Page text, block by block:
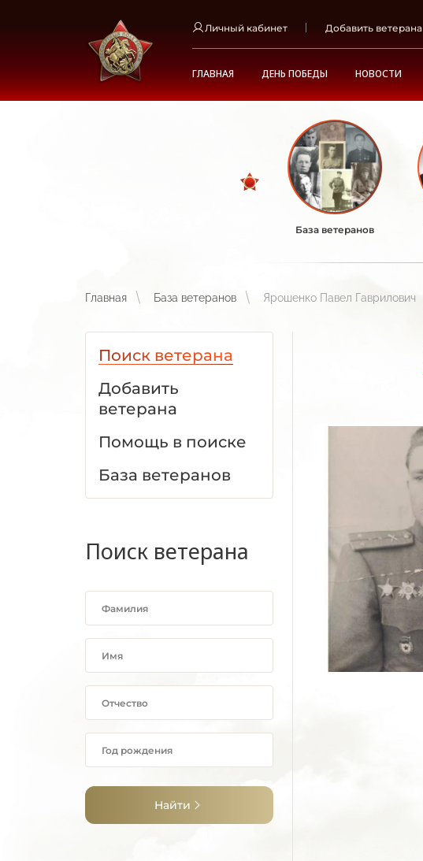
Личный кабинет Добавить ветерана
ГЛАВНАЯ ДЕНЬ ПОБЕДЫ НОВОСТИ
База ветеранов
Главная База ветеранов Ярошенко Павел Гаврилович
Поиск ветерана
Добавить
ветерана
Помощь в поиске
База ветеранов
Поиск ветерана
Найти